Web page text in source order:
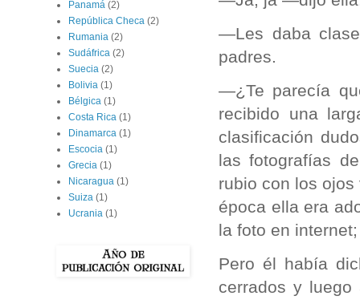
—Les daba
padres.
—¿Te parecía
recibido una
clasificación
las fotografías
rubio con los
época ella era
la foto en
Pero él había
cerrados y
Panamá (2)
República Checa (2)
Rumania (2)
Sudáfrica (2)
Suecia (2)
Bolivia (1)
Bélgica (1)
Costa Rica (1)
Dinamarca (1)
Escocia (1)
Grecia (1)
Nicaragua (1)
Suiza (1)
Ucrania (1)